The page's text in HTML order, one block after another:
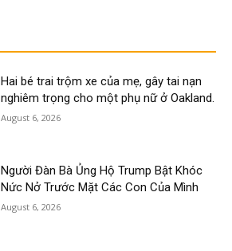
Hai bé trai trộm xe của mẹ, gây tai nạn
nghiêm trọng cho một phụ nữ ở Oakland.
August 6, 2026
Người Đàn Bà Ủng Hộ Trump Bật Khóc
Nức Nở Trước Mặt Các Con Của Mình
August 6, 2026